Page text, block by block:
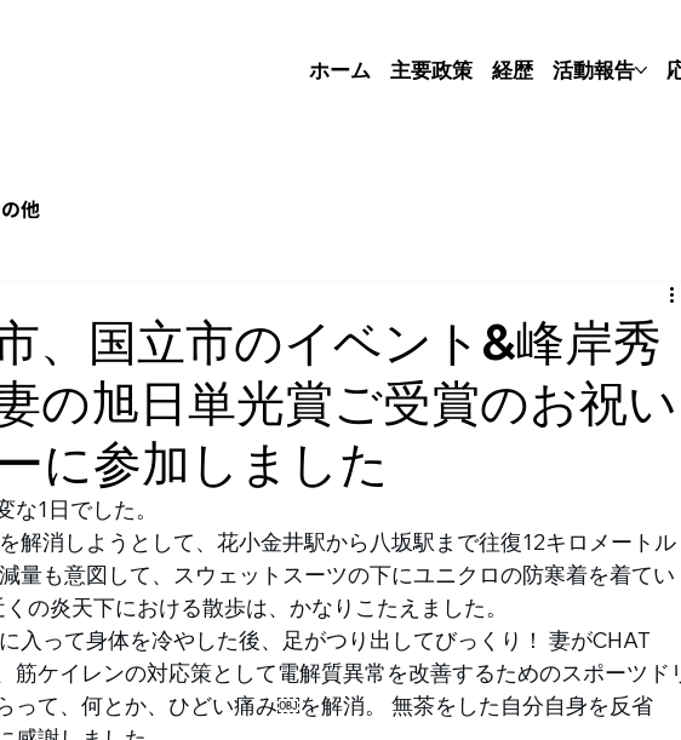
ホーム 主要政策 経歴 活動報告
他
、国立市のイベント&峰岸秀
の旭日単光賞ご受賞のお祝い
に参加しました
1日でした。
量も意図して、スウェットスーツの下にユニクロの防寒着を着てい
の炎天下における散歩は、かなりこたえました。
筋ケイレンの対応策として電解質異常を改善するためのスポーツド
って、何とか、ひどい痛み￼を解消。 無茶をした自分自身を反省